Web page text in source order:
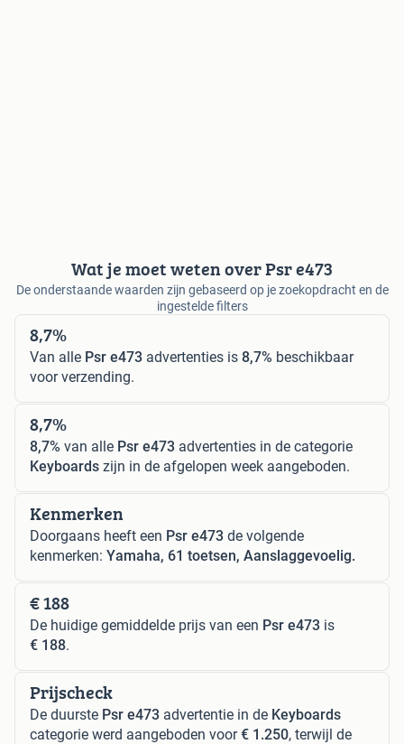
Wat je moet weten over Psr e473
De onderstaande waarden zijn gebaseerd op je zoekopdracht en de
ingestelde filters
8,7%
Van alle Psr e473 advertenties is 8,7% beschikbaar
voor verzending.
8,7%
8,7% van alle Psr e473 advertenties in de categorie
Keyboards zijn in de afgelopen week aangeboden.
Kenmerken
Doorgaans heeft een Psr e473 de volgende
kenmerken: Yamaha, 61 toetsen, Aanslaggevoelig.
€ 188
De huidige gemiddelde prijs van een Psr e473 is
€ 188.
Prijscheck
De duurste Psr e473 advertentie in de Keyboards
categorie werd aangeboden voor€ 1.250, terwijl de